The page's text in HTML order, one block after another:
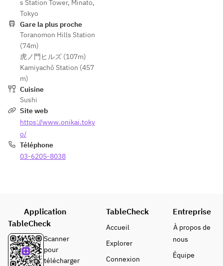
s Station Tower, Minato,
Tokyo
Gare la plus proche
Toranomon Hills Station
(74m)
虎ノ門ヒルズ (107m)
Kamiyachō Station (457
m)
Cuisine
Sushi
Site web
https://www.onikai.toky
o/
Téléphone
03-6205-8038
Application
TableCheck
Scanner
pour
télécharger
TableCheck
Accueil
Explorer
Connexion
Entreprise
À propos de
nous
Équipe